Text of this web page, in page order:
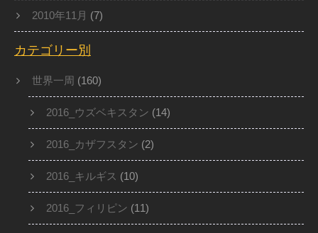
2010年11月 (7)
カテゴリー別
世界一周 (160)
2016_ウズベキスタン (14)
2016_カザフスタン (2)
2016_キルギス (10)
2016_フィリピン (11)